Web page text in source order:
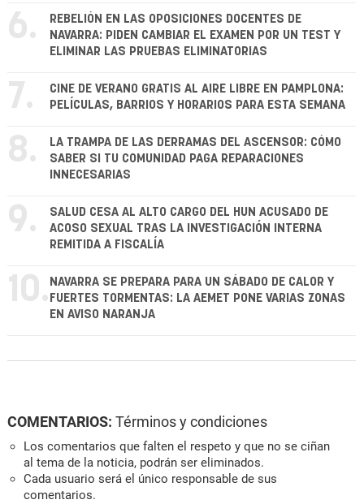
6.
REBELIÓN EN LAS OPOSICIONES DOCENTES DE
NAVARRA: PIDEN CAMBIAR EL EXAMEN POR UN TEST Y
ELIMINAR LAS PRUEBAS ELIMINATORIAS
7.
CINE DE VERANO GRATIS AL AIRE LIBRE EN PAMPLONA:
PELÍCULAS, BARRIOS Y HORARIOS PARA ESTA SEMANA
8.
LA TRAMPA DE LAS DERRAMAS DEL ASCENSOR: CÓMO
SABER SI TU COMUNIDAD PAGA REPARACIONES
INNECESARIAS
9.
SALUD CESA AL ALTO CARGO DEL HUN ACUSADO DE
ACOSO SEXUAL TRAS LA INVESTIGACIÓN INTERNA
REMITIDA A FISCALÍA
10. NAVARRA SE PREPARA PARA UN SÁBADO DE CALOR Y
FUERTES TORMENTAS: LA AEMET PONE VARIAS ZONAS
EN AVISO NARANJA
COMENTARIOS: Términos y condiciones
Los comentarios que falten el respeto y que no se ciñan
al tema de la noticia, podrán ser eliminados.
Cada usuario será el único responsable de sus
comentarios.